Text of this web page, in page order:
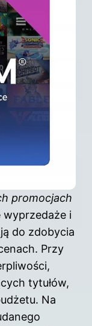
promocjach
wyprzedaże i
do zdobycia
Przy
tytułów,
Na